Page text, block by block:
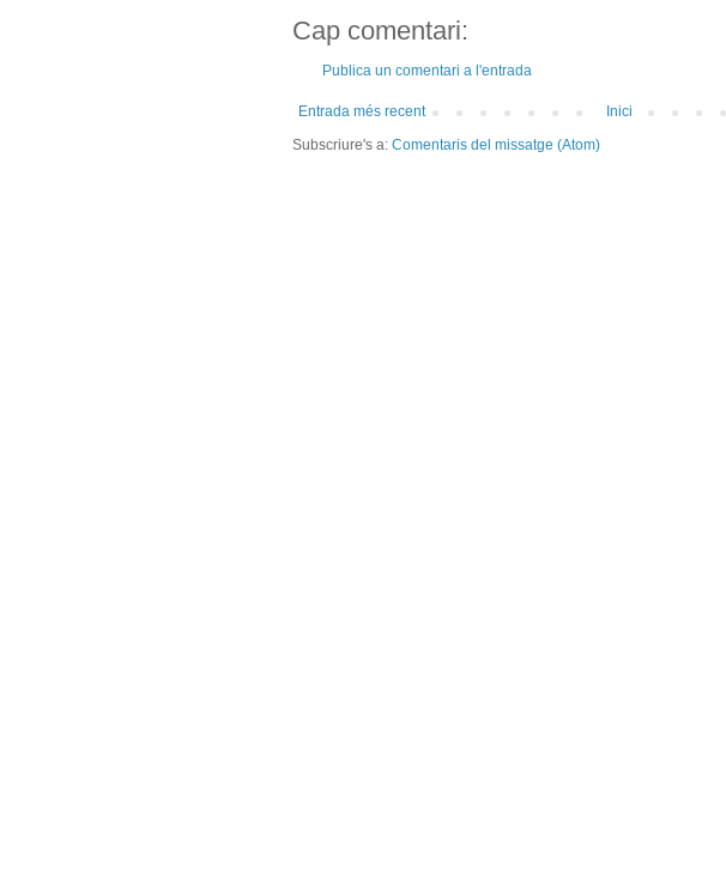
Cap comentari:
Publica un comentari a l'entrada
Entrada més recent
Inici
Subscriure's a: Comentaris del missatge (Atom)